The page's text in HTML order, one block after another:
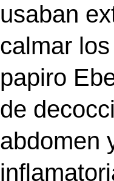
usaban
calmar
papiro
de
abdomen